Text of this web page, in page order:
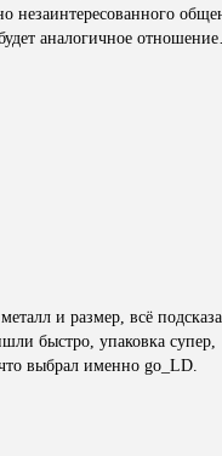
незаинтересованного
аналогичное
и размер, всё
быстро, упаковка супер,
выбрал именно go_LD.